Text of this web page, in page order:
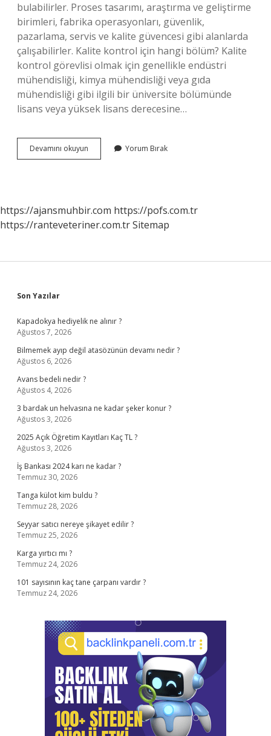
bulabilirler. Proses tasarımı, araştırma ve geliştirme
birimleri, fabrika operasyonları, güvenlik,
pazarlama, servis ve kalite güvencesi gibi alanlarda
çalışabilirler. Kalite kontrol için hangi bölüm? Kalite
kontrol görevlisi olmak için genellikle endüstri
mühendisliği, kimya mühendisliği veya gıda
mühendisliği gibi ilgili bir üniversite bölümünde
lisans veya yüksek lisans derecesine…
Devamını okuyun
Kontrol
Yorum Bırak
https://ajansmuhbir.com https://pofs.com.tr
https://ranteveteriner.com.trSitemap
Sidebar
Son Yazılar
Kapadokya hediyelik ne alınır ?
Ağustos 7, 2026
Bilmemek ayıp değil atasözünün devamı nedir ?
Ağustos 6, 2026
Avans bedeli nedir ?
Ağustos 4, 2026
3 bardak un helvasına ne kadar şeker konur ?
Ağustos 3, 2026
2025 Açık Öğretim Kayıtları Kaç TL ?
Ağustos 3, 2026
İş Bankası 2024 karı ne kadar ?
Temmuz 30, 2026
Tanga külot kim buldu ?
Temmuz 28, 2026
Seyyar satıcı nereye şikayet edilir ?
Temmuz 25, 2026
Karga yırtıcı mı ?
Temmuz 24, 2026
101 sayısının kaç tane çarpanı vardır ?
Temmuz 24, 2026